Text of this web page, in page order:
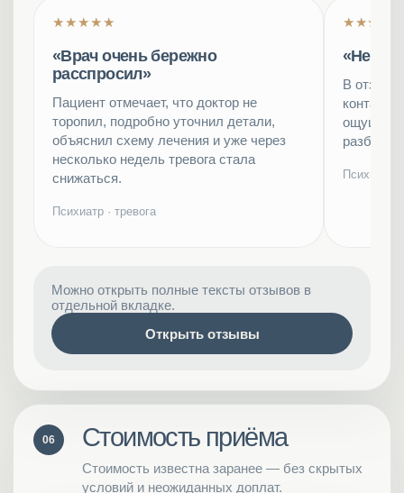
★★★★★
«Врач очень бережно
расспросил»
Пациент отмечает, что доктор не
торопил, подробно уточнил детали,
объяснил схему лечения и уже через
несколько недель тревога стала
снижаться.
Психиатр · тревога
«Не
В отзыве
контакт,
Психиатр
Можно открыть полные тексты отзывов в
отдельной вкладке.
Открыть отзывы
06 Стоимость приёма
Стоимость известна заранее — без скрытых
условий и неожиданных доплат.